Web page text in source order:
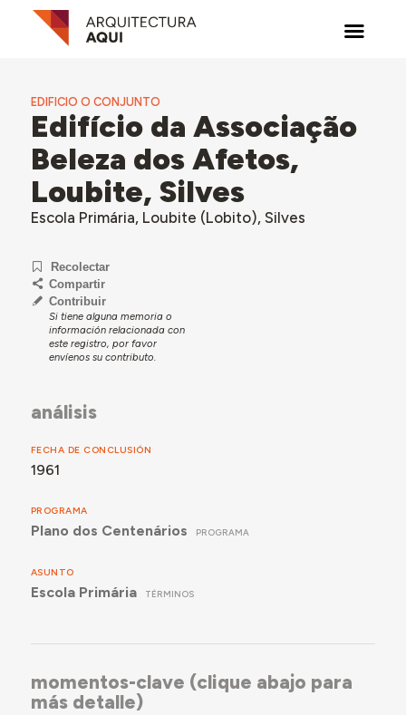
EDIFICIO O CONJUNTO
Edifício da Associação
Beleza dos Afetos,
Loubite, Silves
Escola Primária, Loubite (Lobito), Silves
Recolectar
Compartir
Contribuir
Si tiene alguna memoria o
información relacionada con
este registro, por favor
envíenos su contributo.
análisis
FECHA DE CONCLUSIÓN
1961
PROGRAMA
Plano dos Centenários PROGRAMA
ASUNTO
Escola Primária TÉRMINOS
momentos-clave (clique abajo para
más detalle)